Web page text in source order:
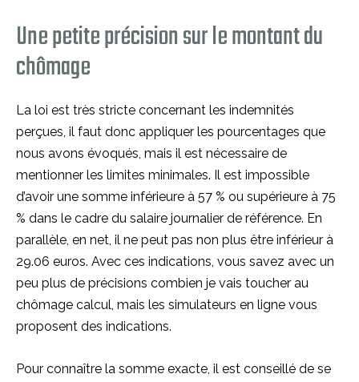
Une petite précision sur le montant du
chômage
La loi est très stricte concernant les indemnités
perçues, il faut donc appliquer les pourcentages que
nous avons évoqués, mais il est nécessaire de
mentionner les limites minimales. Il est impossible
d’avoir une somme inférieure à 57 % ou supérieure à 75
% dans le cadre du salaire journalier de référence. En
parallèle, en net, il ne peut pas non plus être inférieur à
29.06 euros. Avec ces indications, vous savez avec un
peu plus de précisions combien je vais toucher au
chômage calcul, mais les simulateurs en ligne vous
proposent des indications.
Pour connaître la somme exacte, il est conseillé de se